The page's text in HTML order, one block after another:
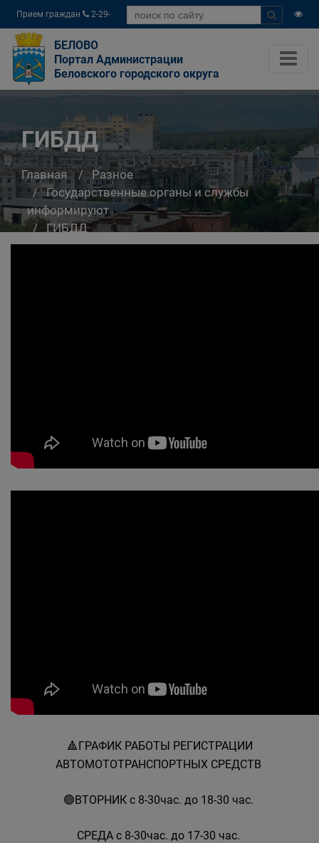
Прием граждан
2-29-
04
БЕЛОВО
Портал Администрации
Беловского городского округа
ГИБДД
Главная
Разное
Государственные органы и службы
информируют
ГИБДД
🔺️ГРАФИК РАБОТЫ РЕГИСТРАЦИИ
АВТОМОТОТРАНСПОРТНЫХ СРЕДСТВ
🟢ВТОРНИК с 8-30час. до 18-30 час.
СРЕДА с 8-30час. до 17-30 час.